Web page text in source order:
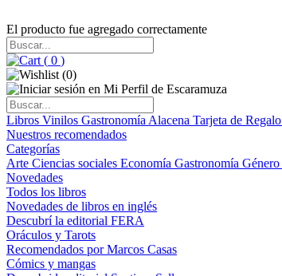
El producto fue agregado correctamente
( 0 )
(0)
Libros Vinilos Gastronomía Alacena Tarjeta de Regalo
Nuestros recomendados
Categorías
Arte Ciencias sociales Economía Gastronomía Género
Novedades
Todos los libros
Novedades de libros en inglés
Descubrí la editorial FERA
Oráculos y Tarots
Recomendados por Marcos Casas
Cómics y mangas